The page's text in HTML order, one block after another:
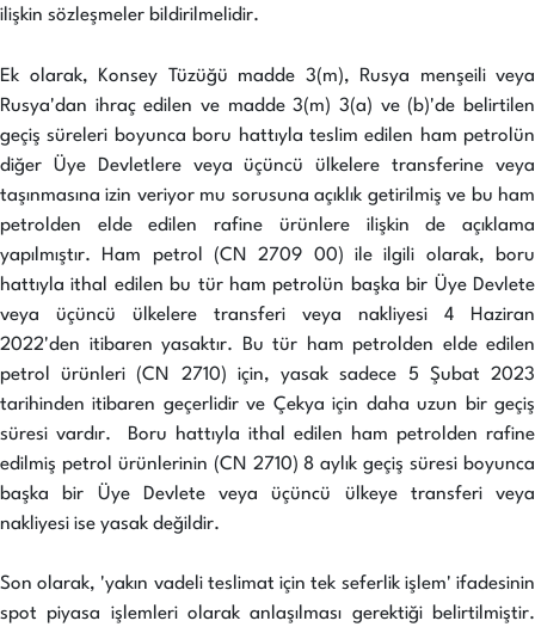
ilişkin sözleşmeler bildirilmelidir.
Ek olarak, Konsey Tüzüğü madde 3(m), Rusya menşeili veya
Rusya'dan ihraç edilen ve madde 3(m) 3(a) ve (b)'de belirtilen
geçiş süreleri boyunca boru hattıyla teslim edilen ham petrolün
diğer Üye Devletlere veya üçüncü ülkelere transferine veya
taşınmasına izin veriyor mu sorusuna açıklık getirilmiş ve bu ham
petrolden elde edilen rafine ürünlere ilişkin de açıklama
yapılmıştır. Ham petrol (CN 2709 00) ile ilgili olarak, boru
hattıyla ithal edilen bu tür ham petrolün başka bir Üye Devlete
veya üçüncü ülkelere transferi veya nakliyesi 4 Haziran
2022'den itibaren yasaktır. Bu tür ham petrolden elde edilen
petrol ürünleri (CN 2710) için, yasak sadece 5 Şubat 2023
tarihinden itibaren geçerlidir ve Çekya için daha uzun bir geçiş
süresi vardır. Boru hattıyla ithal edilen ham petrolden rafine
edilmiş petrol ürünlerinin (CN 2710) 8 aylık geçiş süresi boyunca
başka bir Üye Devlete veya üçüncü ülkeye transferi veya
nakliyesi ise yasak değildir.
Son olarak, 'yakın vadeli teslimat için tek seferlik işlem' ifadesinin
spot piyasa işlemleri olarak anlaşılması gerektiği belirtilmiştir.